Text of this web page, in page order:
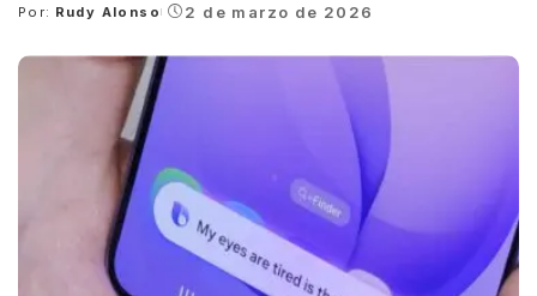
Posted
Por: Rudy Alonso 2 de marzo de 2026